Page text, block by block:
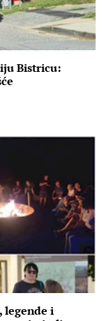
Bistricu:
legende i